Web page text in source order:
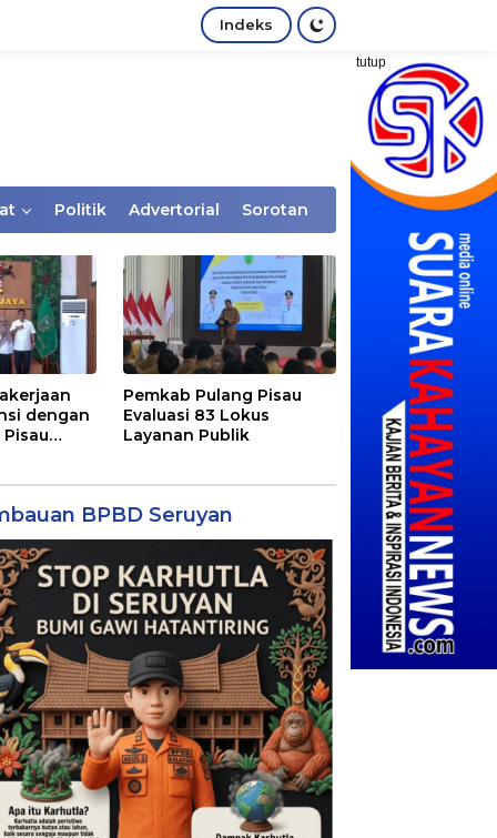
Indeks
tutup
Politik Advertorial Sorotan
dengan
Pemkab Pulang Pisau
Evaluasi 83 Lokus
Layanan Publik
BPBD Seruyan